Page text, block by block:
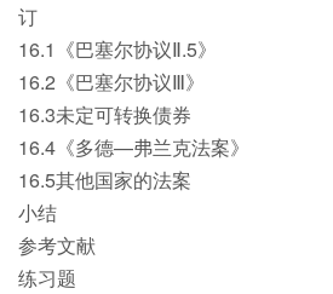
订
16.1《巴塞尔协议Ⅱ.5》
16.2《巴塞尔协议Ⅲ》
16.3未定可转换债券
16.4《多德—弗兰克法案》
16.5其他国家的法案
小结
参考文献
练习题